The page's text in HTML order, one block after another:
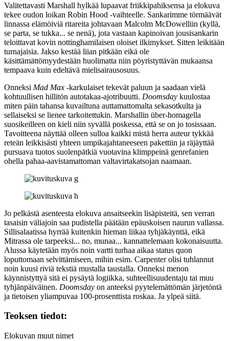
Valitettavasti Marshall hylkää lupaavat friikkipahiksensa ja elokuva
tekee oudon loikan Robin Hood ‑vaihteelle. Sankarimme törmäävät
linnassa elämöiviä ritareita johtavaan Malcolm McDowelliin (kyllä,
se parta, se tukka... se nenä), jota vastaan kapinoivan jousisankarin
teloittavat kovin nottinghamilaisen oloiset ilkimykset. Sitten leikitään
turnajaisia. Jakso kestää liian pitkään eikä ole
käsittämättömyydestään huolimatta niin pöyristyttävän mukaansa
tempaava kuin edeltävä mielisairausosuus.
Onneksi Mad Max ‑karkulaiset tekevät paluun ja saadaan vielä
kohtuullisen hillitön autotakaa-ajotribuutti. Doomsday kuulostaa
miten päin tahansa kuvailtuna auttamattomalta sekasotkulta ja
sellaiseksi se lienee tarkoitettukin. Marshallin über-homagella
suosikeilleen on kieli niin syvällä poskessa, että se on jo tosissaan.
Tavoitteena näyttää olleen sulloa kaikki mistä herra auteur tykkää
reteän leikkisästi yhteen umpikajahtaneeseen pakettiin ja räjäyttää
pursuava tuotos suolenpätkiä vuotavina klimppeinä genrefanien
ohella pahaa-aavistamattoman valtavirtakatsojan naamaan.
Jo pelkästä asenteesta elokuva ansaitseekin lisäpisteitä, sen verran
tasaisin väliajoin saa pudistella päätään epäuskoisen naurun vallassa.
Sillisalaatissa hyrrää kuitenkin hieman liikaa tyhjäkäyntiä, eikä
Mitrassa ole tarpeeksi... no, munaa... kannattelemaan kokonaisuutta.
Alussa käytetään myös noin vartti turhaa aikaa status quon
loputtomaan selvittämiseen, mihin esim. Carpenter olisi tuhlannut
noin kuusi riviä tekstiä mustalla taustalla. Onneksi menon
käynnistyttyä sitä ei pysäytä logiikka, suhteellisuudentaju tai muu
tyhjänpäiväinen. Doomsday on anteeksi pyytelemättömän järjetöntä
ja tietoisen yliampuvaa 100‑prosenttista roskaa. Ja ylpeä siitä.
Teoksen tiedot:
Elokuvan muut nimet